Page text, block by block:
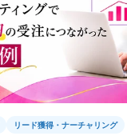
リード獲得・ナーチャリング